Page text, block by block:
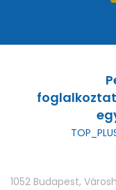
1052 Budapest,